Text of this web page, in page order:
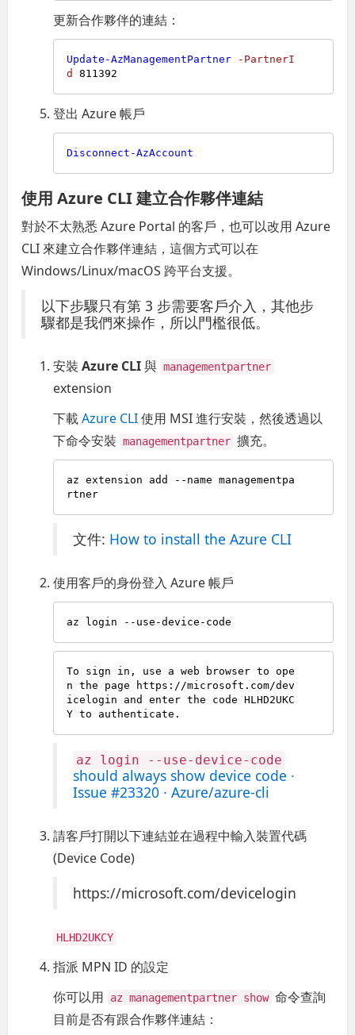
更新合作夥伴的連結：
Update-AzManagementPartner
-PartnerI
d
811392
登出 Azure 帳戶
Disconnect-AzAccount
使用 Azure CLI 建立合作夥伴連結
對於不太熟悉 Azure Portal 的客戶，也可以改用 Azure
CLI 來建立合作夥伴連結，這個方式可以在
Windows/Linux/macOS 跨平台支援。
以下步驟只有第 3 步需要客戶介入，其他步
驟都是我們來操作，所以門檻很低。
安裝Azure CLI與 managementpartner
extension
下載Azure CLI使用 MSI 進行安裝，然後透過以
下命令安裝 managementpartner 擴充。
az extension add --name managementpa
文件: How to install the Azure CLI
使用客戶的身份登入 Azure 帳戶
To sign in, use a web browser to ope
n the page https://microsoft.com/dev
icelogin and enter the code HLHD2UKC
az login --use-device-code
should always show device code ·
Issue #23320 · Azure/azure-cli
請客戶打開以下連結並在過程中輸入裝置代碼
(Device Code)
https://microsoft.com/devicelogin
HLHD2UKCY
指派 MPN ID 的設定
你可以用
az managementpartner show 命令查詢
目前是否有跟合作夥伴連結：